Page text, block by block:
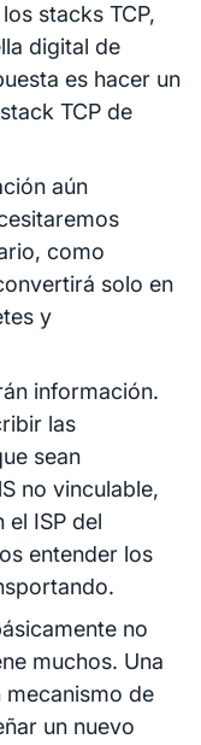
stacks TCP,
digital de
es hacer un
TCP de
aún
como
solo en
y
información.
las
sean
no vinculable,
el ISP del
entender los
no
muchos. Una
mecanismo de
un nuevo